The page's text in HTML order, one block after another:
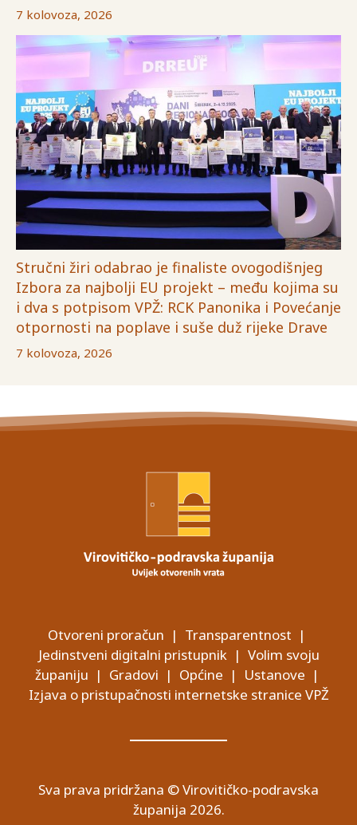
7 kolovoza, 2026
Stručni žiri odabrao je finaliste ovogodišnjeg
Izbora za najbolji EU projekt – među kojima su
i dva s potpisom VPŽ: RCK Panonika i Povećanje
otpornosti na poplave i suše duž rijeke Drave
7 kolovoza, 2026
Otvoreni proračun | Transparentnost |
Jedinstveni digitalni pristupnik| Volim svoju
županiju | Gradovi | Općine | Ustanove |
Izjava o pristupačnosti internetske stranice VPŽ
Sva prava pridržana © Virovitičko-podravska
županija 2026.